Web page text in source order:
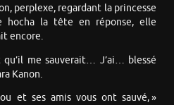
perplexe, regardant la princesse
hocha la tête en réponse, elle
encore.
qu’il me sauverait… J’ai… blessé
Kanon.
et ses amis vous ont sauvé, »